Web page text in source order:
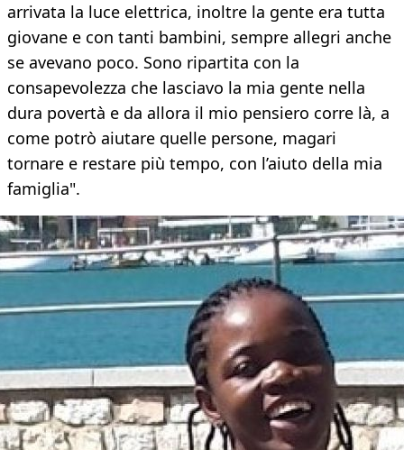
arrivata la luce elettrica, inoltre la gente era tutta
giovane e con tanti bambini, sempre allegri anche
se avevano poco. Sono ripartita con la
consapevolezza che lasciavo la mia gente nella
dura povertà e da allora il mio pensiero corre là, a
come potrò aiutare quelle persone, magari
tornare e restare più tempo, con l’aiuto della mia
famiglia".